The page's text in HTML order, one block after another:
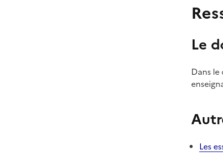
Le
Dans le
Les